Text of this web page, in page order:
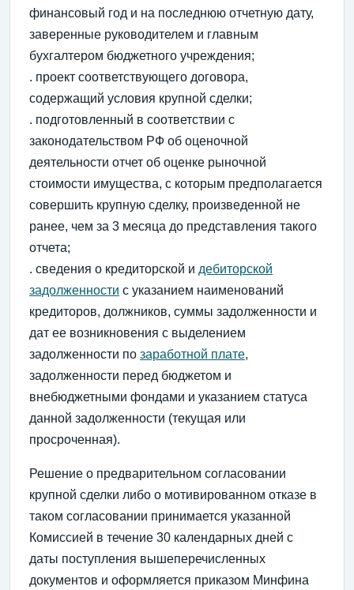
финансовый год и на последнюю отчетную дату,
заверенные руководителем и главным
бухгалтером бюджетного учреждения;
. проект соответствующего договора,
содержащий условия крупной сделки;
. подготовленный в соответствии с
законодательством РФ об оценочной
деятельности отчет об оценке рыночной
стоимости имущества, с которым предполагается
совершить крупную сделку, произведенной не
ранее, чем за 3 месяца до представления такого
отчета;
. сведения о кредиторской и дебиторской
задолженности с указанием наименований
кредиторов, должников, суммы задолженности и
дат ее возникновения с выделением
задолженности по заработной плате,
задолженности перед бюджетом и
внебюджетными фондами и указанием статуса
данной задолженности (текущая или
просроченная).
Решение о предварительном согласовании
крупной сделки либо о мотивированном отказе в
таком согласовании принимается указанной
Комиссией в течение 30 календарных дней с
даты поступления вышеперечисленных
документов и оформляется приказом Минфина